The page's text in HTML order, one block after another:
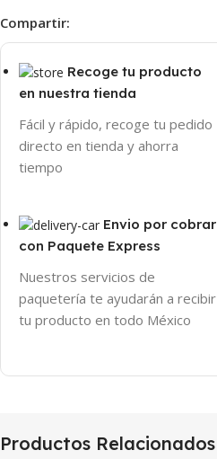
Compartir:
Recoge tu producto
en nuestra tienda
Fácil y rápido, recoge tu pedido
directo en tienda y ahorra
tiempo
Envio por cobrar
con Paquete Express
Nuestros servicios de
paquetería te ayudarán a recibir
tu producto en todo México
Productos Relacionados